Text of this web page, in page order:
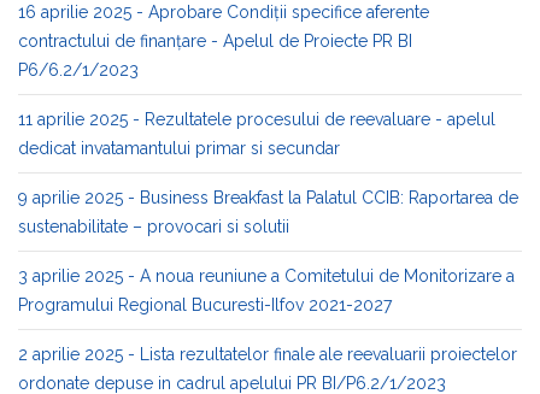
16 aprilie 2025 - Aprobare Condiții specifice aferente
contractului de finanțare - Apelul de Proiecte PR BI
P6/6.2/1/2023
11 aprilie 2025 - Rezultatele procesului de reevaluare - apelul
dedicat invatamantului primar si secundar
9 aprilie 2025 - Business Breakfast la Palatul CCIB: Raportarea de
sustenabilitate – provocari si solutii
3 aprilie 2025 - A noua reuniune a Comitetului de Monitorizare a
Programului Regional Bucuresti-Ilfov 2021-2027
2 aprilie 2025 - Lista rezultatelor finale ale reevaluarii proiectelor
ordonate depuse in cadrul apelului PR BI/P6.2/1/2023